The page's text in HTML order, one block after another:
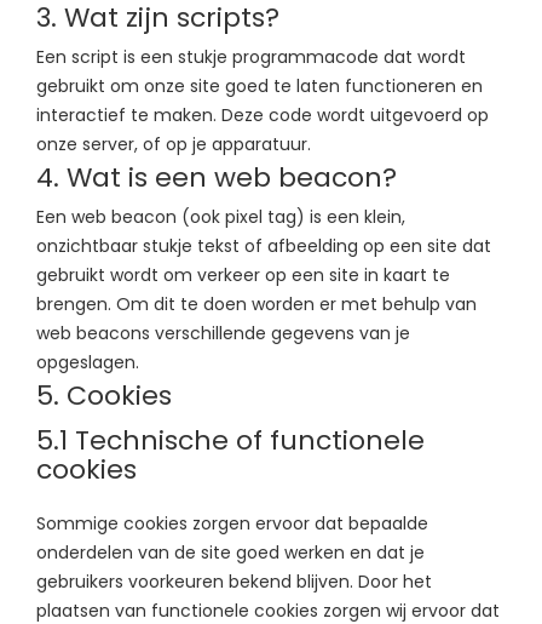
3. Wat zijn scripts?
Een script is een stukje programmacode dat wordt
gebruikt om onze site goed te laten functioneren en
interactief te maken. Deze code wordt uitgevoerd op
onze server, of op je apparatuur.
4. Wat is een web beacon?
Een web beacon (ook pixel tag) is een klein,
onzichtbaar stukje tekst of afbeelding op een site dat
gebruikt wordt om verkeer op een site in kaart te
brengen. Om dit te doen worden er met behulp van
web beacons verschillende gegevens van je
opgeslagen.
5. Cookies
5.1 Technische of functionele
cookies
Sommige cookies zorgen ervoor dat bepaalde
onderdelen van de site goed werken en dat je
gebruikers voorkeuren bekend blijven. Door het
plaatsen van functionele cookies zorgen wij ervoor dat